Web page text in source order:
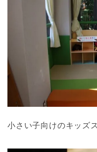
小さい子向けのキッズ